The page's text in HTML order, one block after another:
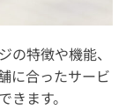
の特徴や機能、
に合ったサービ
ます。